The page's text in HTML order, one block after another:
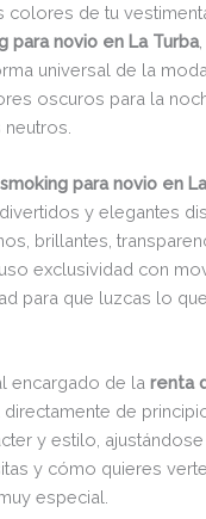
colores de tu
para novio en La Turba
universal de la
oscuros para la
para novio en
y elegantes
brillantes,
exclusividad con
para que luzcas lo
encargado de larenta
de
y estilo,
y cómo quieres
especial.